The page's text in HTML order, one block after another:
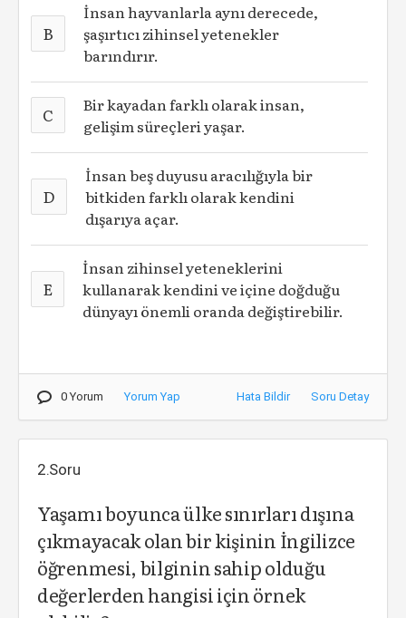
B
İnsan hayvanlarla aynı derecede,
şaşırtıcı zihinsel yetenekler
barındırır.
C
Bir kayadan farklı olarak insan,
gelişim süreçleri yaşar.
D
İnsan beş duyusu aracılığıyla bir
bitkiden farklı olarak kendini
dışarıya açar.
E
İnsan zihinsel yeteneklerini
kullanarak kendini ve içine doğduğu
dünyayı önemli oranda değiştirebilir.
0 Yorum Yorum Yap Hata Bildir Soru Detay
2.Soru
Yaşamı boyunca ülke sınırları dışına
çıkmayacak olan bir kişinin İngilizce
öğrenmesi, bilginin sahip olduğu
değerlerden hangisi için örnek